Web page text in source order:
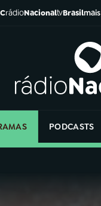
rádioNacionaltvBrasilmais
PODCASTS